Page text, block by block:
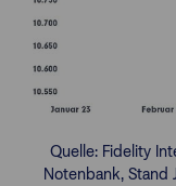
Quelle: Fidelity
Notenbank, Stand